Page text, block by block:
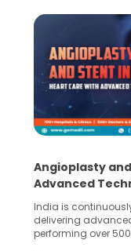
Angioplasty
Advanced
India is
delivering
performing over